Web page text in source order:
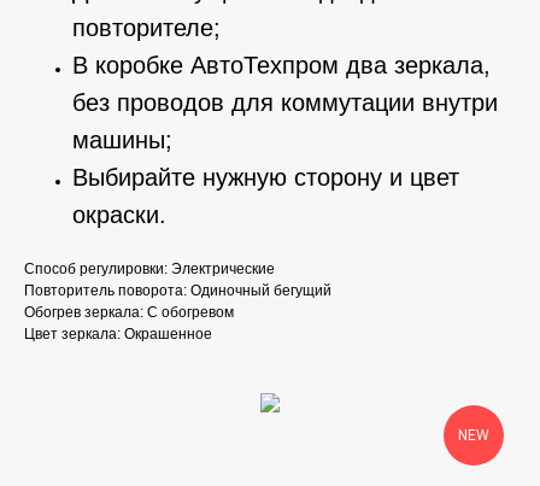
повторителе;
В коробке АвтоТехпром два зеркала,
без проводов для коммутации внутри
машины;
Выбирайте нужную сторону и цвет
окраски.
Способ регулировки: Электрические
Повторитель поворота: Одиночный бегущий
Обогрев зеркала: С обогревом
Цвет зеркала: Окрашенное
NEW